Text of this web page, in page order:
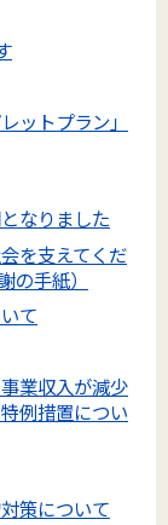
ットプラン」
なりました
を支えてくだ
の手紙）
て
業収入が減少
例措置につい
策について